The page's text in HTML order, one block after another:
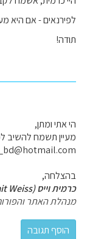
לפירנאים - אם היא
תודה!
הי אתי ומתן,
מעיין תשמח להשיב
בהצלחה,
כרמית וייס (Carmit Weiss)
מנהלת האתר